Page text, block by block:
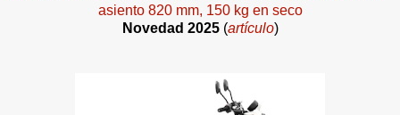
asiento 820 mm, 150 kg en seco
Novedad 2025(artículo)